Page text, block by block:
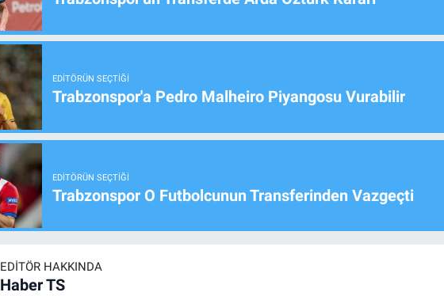
EDITÖRÜN SEÇTIĞI
Trabzonspor'a Pedro Malheiro Piyangosu Vurabilir
EDITÖRÜN SEÇTIĞI
Trabzonspor O Futbolcunun Transferinden Vazgeçti
EDITÖR HAKKINDA
Haber TS